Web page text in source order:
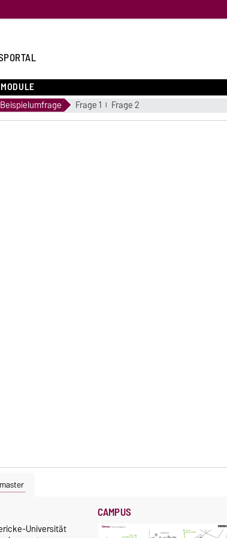
MODULE
Beispielumfrage Frage 1 Frage 2
Universität
CAMPUS